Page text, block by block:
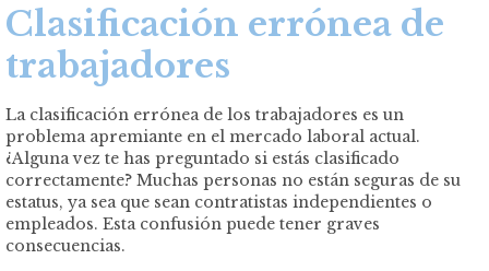
Clasificación errónea de
trabajadores
La clasificación errónea de los trabajadores es un
problema apremiante en el mercado laboral actual.
¿Alguna vez te has preguntado si estás clasificado
correctamente? Muchas personas no están seguras de su
estatus, ya sea que sean contratistas independientes o
empleados. Esta confusión puede tener graves
consecuencias.